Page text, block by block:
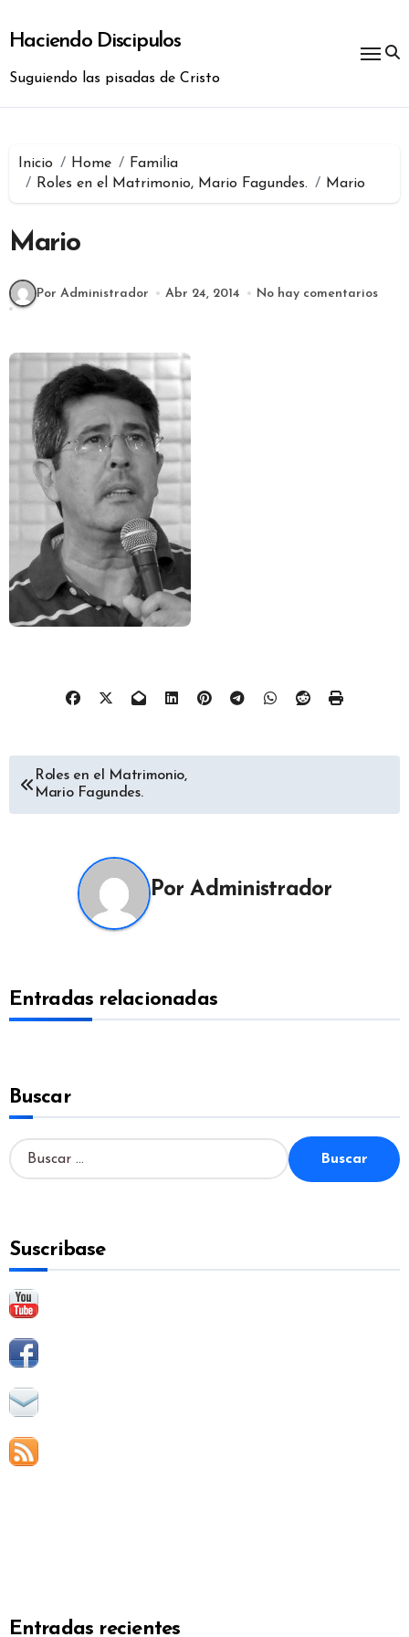
contenido
Haciendo Discipulos
Suguiendo las pisadas de Cristo
Inicio Home
Familia
Roles en el Matrimonio, Mario Fagundes.
Mario
Mario
Por Administrador Abr 24, 2014 No hay comentarios
Navegación
de
entradas
Roles en el Matrimonio,
Mario Fagundes.
PorAdministrador
Entradas relacionadas
Buscar
B
u
r
:
Suscribase
Entradas recientes